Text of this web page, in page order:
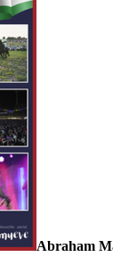
Abraham